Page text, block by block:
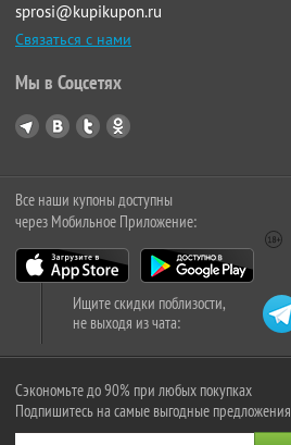
sprosi@kupikupon.ru
Связаться с нами
Мы в Соцсетях
Все наши купоны доступны
через Мобильное Приложение:
Ищите скидки поблизости,
не выходя из чата:
Сэкономьте до 90% при любых покупках
Подпишитесь на самые выгодные предложения